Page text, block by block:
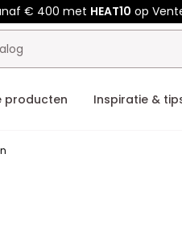
€ 400 met HEAT10 op
producten Inspiratie &